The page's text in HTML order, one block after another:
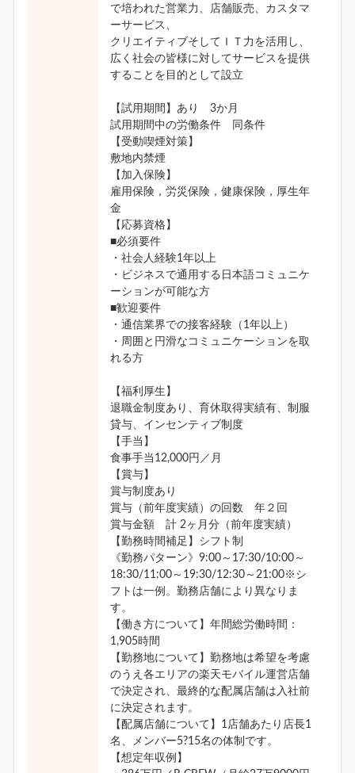
で培われた営業力、店舗販売、カスタマ
ーサービス、
クリエイティブそしてＩＴ力を活用し、
広く社会の皆様に対してサービスを提供
することを目的として設立
【試用期間】あり 3か月
試用期間中の労働条件 同条件
【受動喫煙対策】
敷地内禁煙
【加入保険】
雇用保険，労災保険，健康保険，厚生年
金
【応募資格】
■必須要件
・社会人経験1年以上
・ビジネスで通用する日本語コミュニケ
ーションが可能な方
■歓迎要件
・通信業界での接客経験（1年以上）
・周囲と円滑なコミュニケーションを取
れる方
【福利厚生】
退職金制度あり、育休取得実績有、制服
貸与、インセンティブ制度
【手当】
食事手当12,000円／月
【賞与】
賞与制度あり
賞与（前年度実績）の回数 年２回
賞与金額 計 2ヶ月分（前年度実績）
【勤務時間補足】シフト制
《勤務パターン》9:00～17:30/10:00～
18:30/11:00～19:30/12:30～21:00※シ
フトは一例。勤務店舗により異なりま
す。
【働き方について】年間総労働時間：
1,905時間
【勤務地について】勤務地は希望を考慮
のうえ各エリアの楽天モバイル運営店舗
で決定され、最終的な配属店舗は入社前
に決定されます。
【配属店舗について】1店舗あたり店長1
名、メンバー5?15名の体制です。
【想定年収例】